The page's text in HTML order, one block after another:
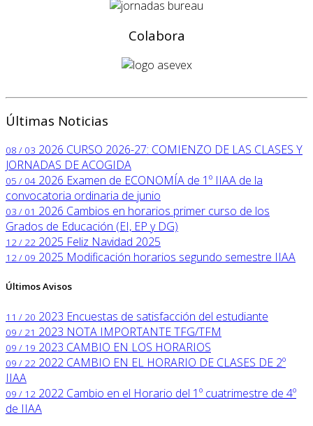
Colabora
Últimas Noticias
08 / 03 2026 CURSO 2026-27: COMIENZO DE LAS CLASES Y
JORNADAS DE ACOGIDA
05 / 04 2026 Examen de ECONOMÍA de 1º IIAA de la
convocatoria ordinaria de junio
03 / 01 2026 Cambios en horarios primer curso de los
Grados de Educación (EI, EP y DG)
12 / 22 2025 Feliz Navidad 2025
12 / 09 2025 Modificación horarios segundo semestre IIAA
Últimos Avisos
11 / 20 2023 Encuestas de satisfacción del estudiante
09 / 21 2023 NOTA IMPORTANTE TFG/TFM
09 / 19 2023 CAMBIO EN LOS HORARIOS
09 / 22 2022 CAMBIO EN EL HORARIO DE CLASES DE 2º
IIAA
09 / 12 2022 Cambio en el Horario del 1º cuatrimestre de 4º
de IIAA